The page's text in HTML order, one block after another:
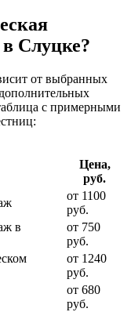
Слуцке?
от выбранных
с примерными
Цена,
руб.
от 1100
руб.
в
от 750
руб.
от 1240
руб.
от 680
руб.